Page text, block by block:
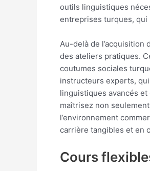
outils linguistiques
entreprises turques, qui
Au-delà de
des ateliers pratiques.
coutumes sociales
instructeurs experts,
linguistiques avancés
maîtrisez non
l’environnement
carrière tangibles et en
Cours